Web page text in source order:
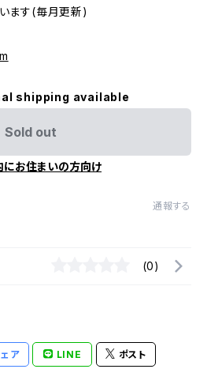
ます(毎月更新)
shipping available
Sold out
にお住まいの方向け
通報する
(0)
ア LINE ポスト